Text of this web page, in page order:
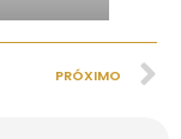
PRÓXIMO